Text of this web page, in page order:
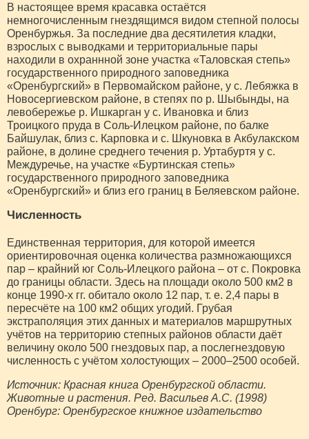
В настоящее время красавка остаётся
немногочисленным гнездящимся видом степной полосы
Оренбуржья. За последние два десятилетия кладки,
взрослых с выводками и территориальные пары
находили в охраннной зоне участка «Таловская степь»
государственного природного заповедника
«Оренбургский» в Первомайском районе, у с. Лебяжка в
Новосергиевском районе, в степях по р. Шыбынды, на
левобережье р. Ишкарган у с. Ивановка и близ
Троицкого пруда в Соль-Илецком районе, по балке
Байшулак, близ с. Карповка и с. Шкуновка в Акбулакском
районе, в долине среднего течения р. Уртабуртя у с.
Междуречье, на участке «Буртинская степь»
государственного природного заповедника
«Оренбургский» и близ его границ в Беляевском районе.
Численность
Единственная территория, для которой имеется
ориентировочная оценка количества размножающихся
пар – крайний юг Соль-Илецкого района – от с. Покровка
до границы области. Здесь на площади около 500 км2 в
конце 1990-х гг. обитало около 12 пар, т. е. 2,4 пары в
пересчёте на 100 км2 общих угодий. Грубая
экстраполяция этих данных и материалов маршрутных
учётов на территорию степных районов области даёт
величину около 500 гнездовых пар, а послегнездовую
численность с учётом холостующих – 2000–2500 особей.
Источник: Красная книга Оренбургской области.
Животные и растения. Ред. Васильев А.С. (1998)
Оренбург: Оренбургское книжное издательство